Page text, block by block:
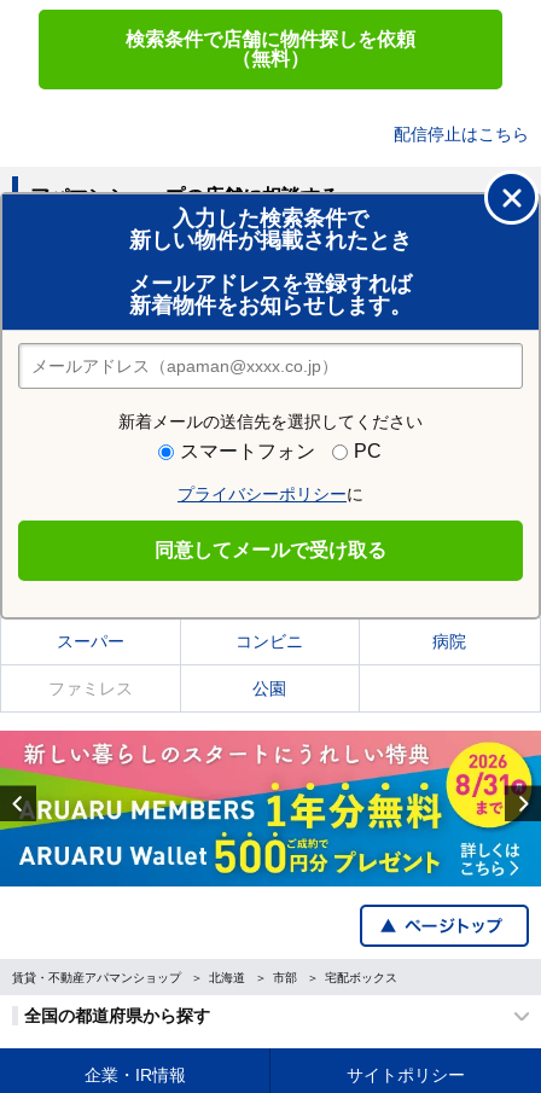
検索条件で店舗に物件探しを依頼
（無料）
配信停止はこちら
入力した検索条件で
新しい物件が掲載されたとき
メールアドレスを登録すれば
新着物件をお知らせします。
新着メールの送信先を選択してください
スマートフォン PC
プライバシーポリシーに
同意してメールで受け取る
アパマンショップの店舗に相談する
賃貸のプロがお部屋探し！
おまかせ物件リクエスト
住みたい街の店舗を探す
店舗検索
住む街研究所で北見市の情報を見る
北見市の施設一覧
スーパー コンビニ 病院
ファミレス 公園
Previous
賃貸・不動産アパマンショップ 北海道 市部 宅配ボックス
全国の都道府県から探す
企業・IR情報 サイトポリシー